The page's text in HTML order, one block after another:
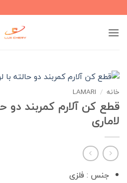
to
content
خانه /
LAMARI
قطع کن آلارم کمربند دو
لاماری
جنس : فلزی